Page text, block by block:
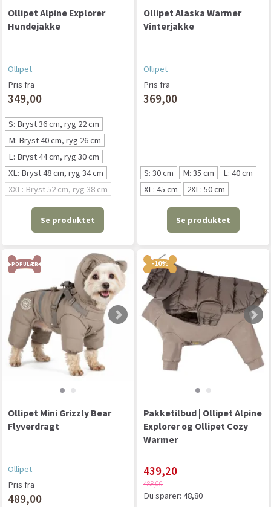
Ollipet Alpine Explorer
Hundejakke
Ollipet
Pris fra
349,00
S: Bryst 36 cm, ryg 22 cm
M: Bryst 40 cm, ryg 26 cm
L: Bryst 44 cm, ryg 30 cm
XL: Bryst 48 cm, ryg 34 cm
XXL: Bryst 52 cm, ryg 38 cm
Se produktet
Ollipet Alaska Warmer
Vinterjakke
Ollipet
Pris fra
369,00
S: 30 cm M: 35 cm
L: 40 cm
XL: 45 cm
2XL: 50 cm
Se produktet
POPULÆR
Ollipet Mini Grizzly Bear
Flyverdragt
Ollipet
Pris fra
489,00
-10%
Pakketilbud | Ollipet Alpine
Explorer og Ollipet Cozy
Warmer
439,20
488,00
Du sparer: 48,80